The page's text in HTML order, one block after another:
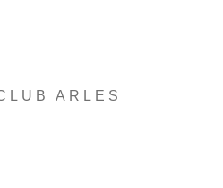
ARLES